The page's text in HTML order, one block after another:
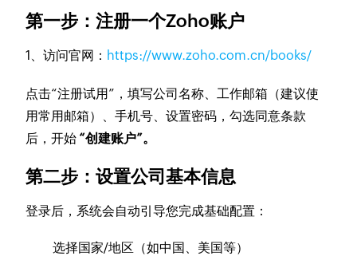
第一步：注册一个Zoho账户
1、访问官网： https://www.zoho.com.cn/books/
点击“注册试用”，填写公司名称、工作邮箱（建议使
用常用邮箱）、手机号、设置密码，勾选同意条款
后，开始 “创建账户”。
第二步：设置公司基本信息
登录后，系统会自动引导您完成基础配置：
选择国家/地区（如中国、美国等）